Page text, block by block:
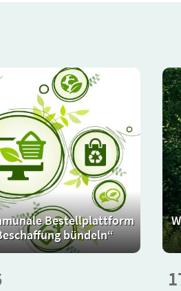
Bestellplattform
bündeln“